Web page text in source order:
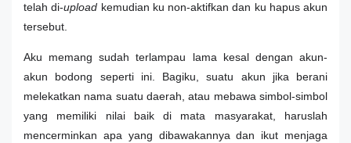
telah di-upload kemudian ku non-aktifkan dan ku hapus akun
tersebut.
Aku memang sudah terlampau lama kesal dengan akun-
akun bodong seperti ini. Bagiku, suatu akun jika berani
melekatkan nama suatu daerah, atau mebawa simbol-simbol
yang memiliki nilai baik di mata masyarakat, haruslah
mencerminkan apa yang dibawakannya dan ikut menjaga